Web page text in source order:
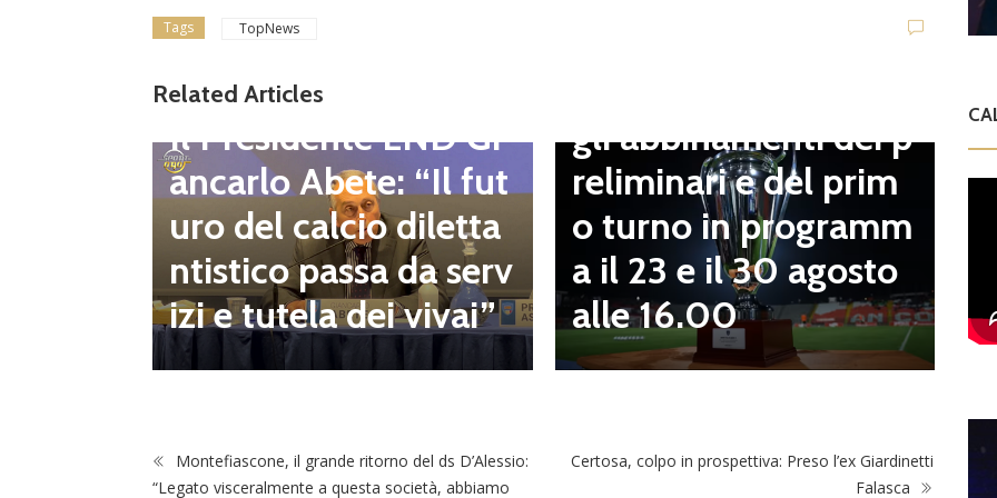
Tags TopNews
Related Articles
Dilettanti Regionali
Il Presidente LND Gi
ancarlo Abete: “Il fut
uro del calcio diletta
ntistico passa da serv
izi e tutela dei vivai”
gli abbinamenti dei p
reliminari e del prim
o turno in programm
a il 23 e il 30 agosto
alle 16.00
Montefiascone, il grande ritorno del ds D’Alessio:
“Legato visceralmente a questa società, abbiamo
Certosa, colpo in prospettiva: Preso l’ex Giardinetti
Falasca